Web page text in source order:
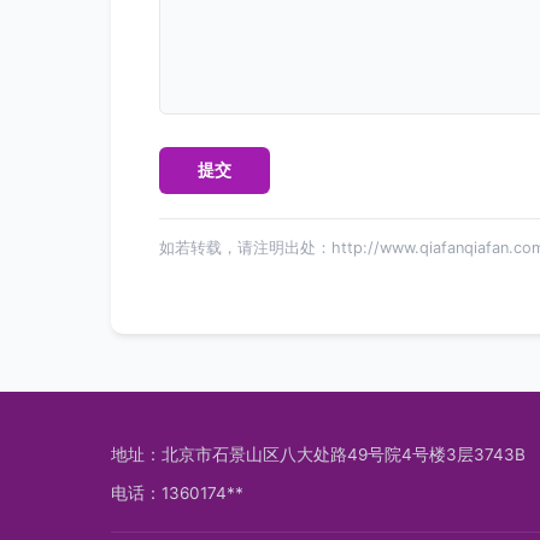
如若转载，请注明出处：http://
地址：北京市石景山区八大处路49号院4号楼3层3743B
电话：1360174**